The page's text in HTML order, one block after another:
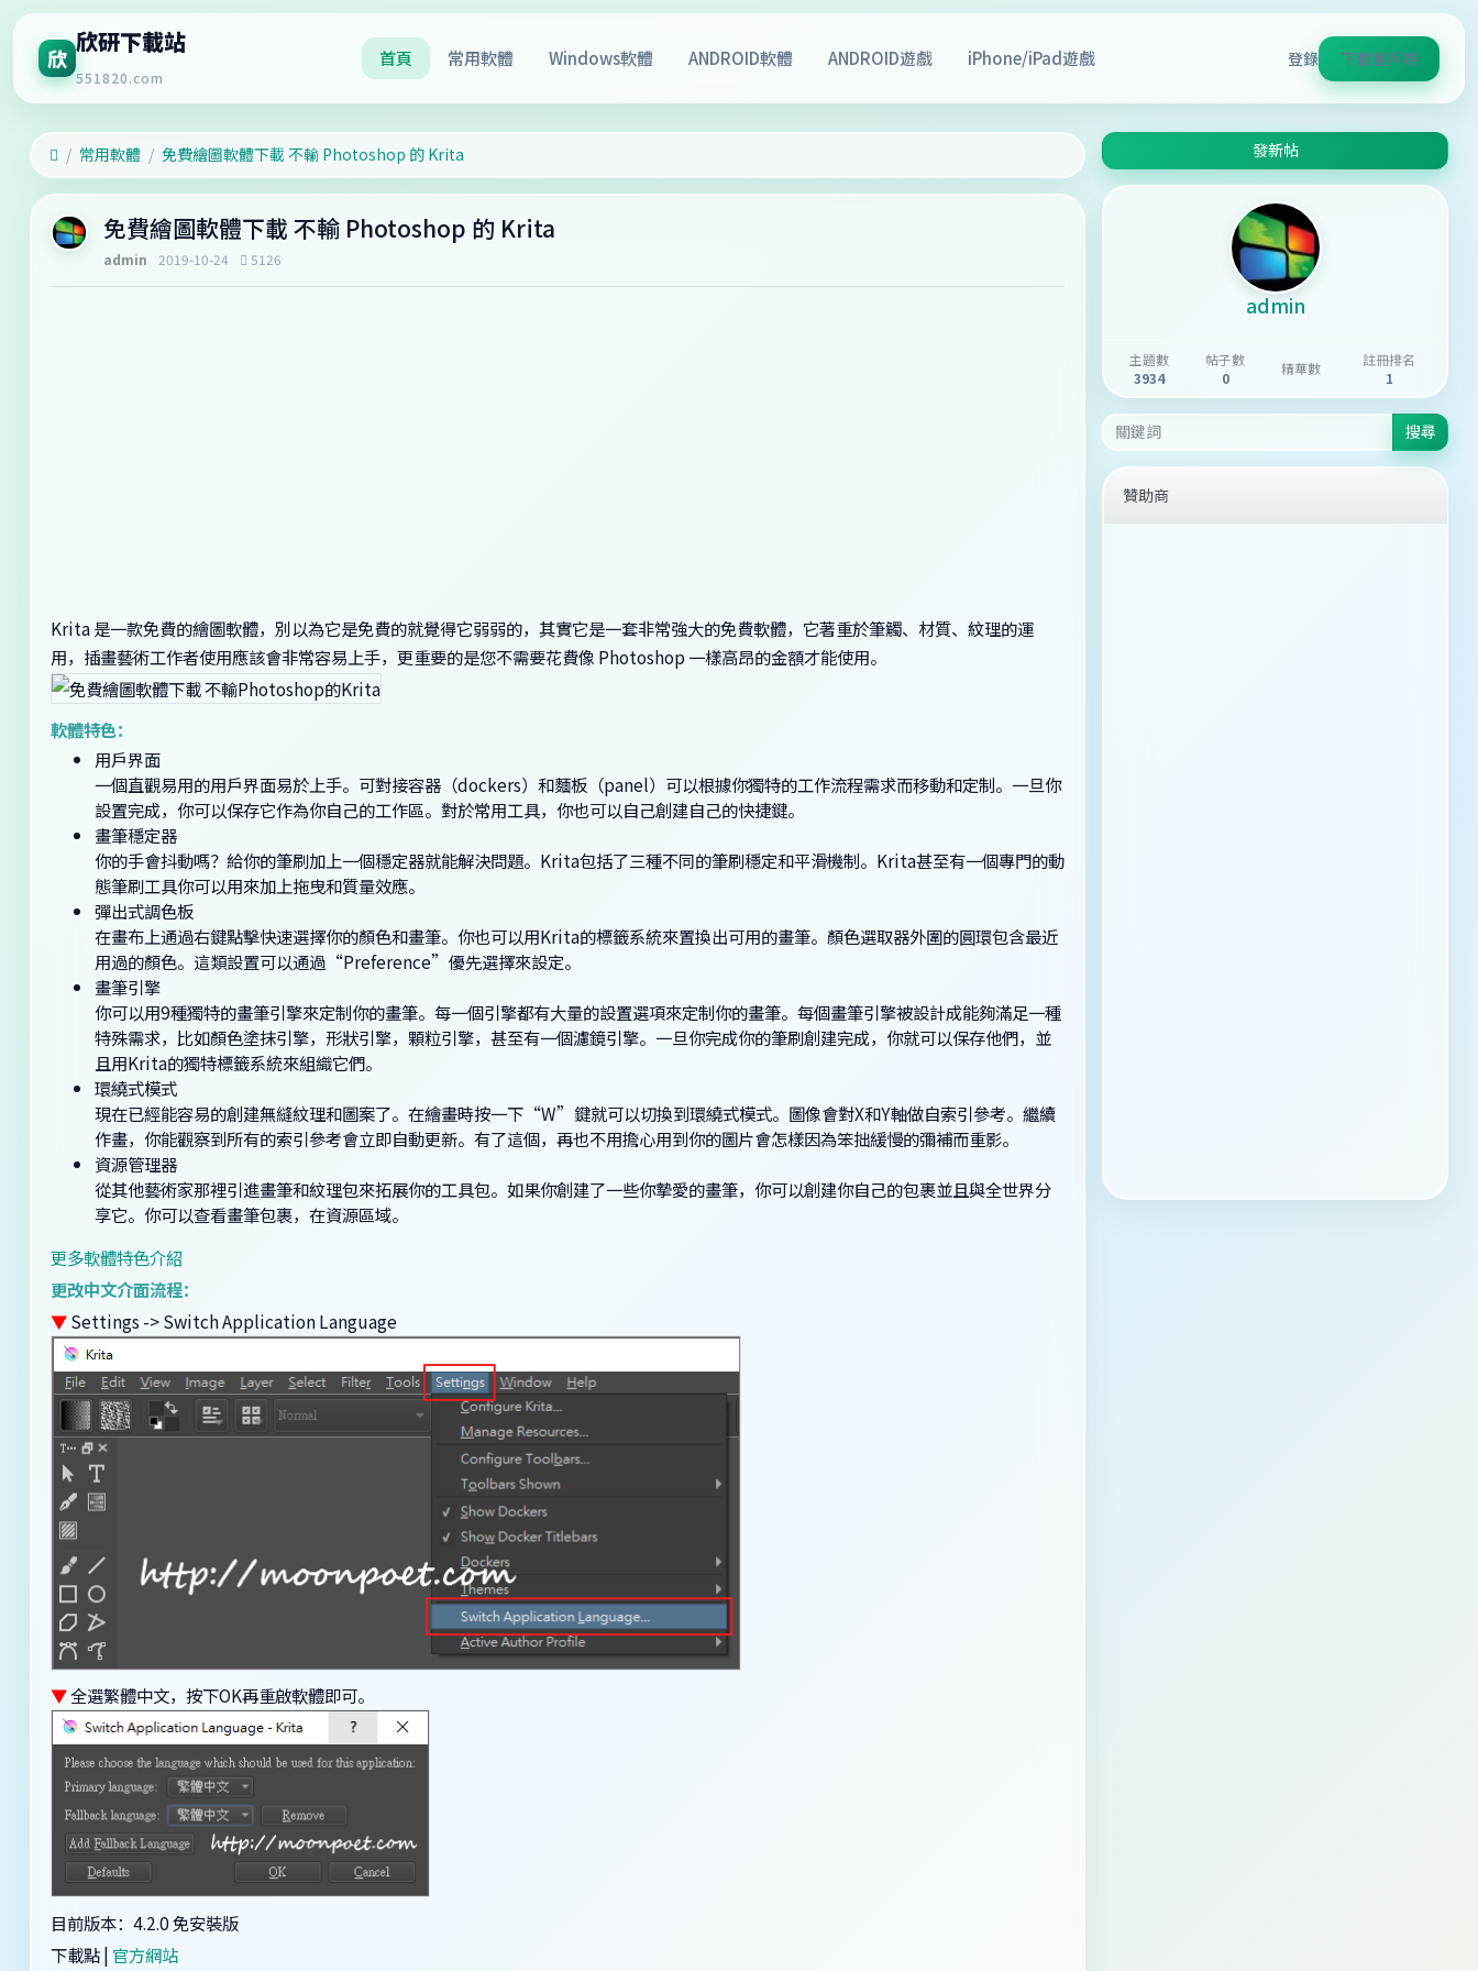
欣
欣研下載站
551820.com
首頁 常用軟體 Windows軟體 ANDROID軟體 ANDROID遊戲 iPhone/iPad遊戲 登錄 下載客戶端
常用軟體 免費繪圖軟體下載 不輸 Photoshop 的 Krita
免費繪圖軟體下載 不輸 Photoshop 的 Krita
admin 2019-10-24 5126
Krita 是一款免費的繪圖軟體，別以為它是免費的就覺得它弱弱的，其實它是一套非常強大的免費軟體，它著重於筆觸、材質、紋理的運
用，插畫藝術工作者使用應該會非常容易上手，更重要的是您不需要花費像 Photoshop 一樣高昂的金額才能使用。
軟體特色：
用戶界面
一個直觀易用的用戶界面易於上手。可對接容器（dockers）和麵板（panel）可以根據你獨特的工作流程需求而移動和定制。一旦你
設置完成，你可以保存它作為你自己的工作區。對於常用工具，你也可以自己創建自己的快捷鍵。
畫筆穩定器
你的手會抖動嗎？給你的筆刷加上一個穩定器就能解決問題。Krita包括了三種不同的筆刷穩定和平滑機制。Krita甚至有一個專門的動
態筆刷工具你可以用來加上拖曳和質量效應。
彈出式調色板
在畫布上通過右鍵點擊快速選擇你的顏色和畫筆。你也可以用Krita的標籤系統來置換出可用的畫筆。顏色選取器外圍的圓環包含最近
用過的顏色。這類設置可以通過“Preference”優先選擇來設定。
畫筆引擎
你可以用9種獨特的畫筆引擎來定制你的畫筆。每一個引擎都有大量的設置選項來定制你的畫筆。每個畫筆引擎被設計成能夠滿足一種
特殊需求，比如顏色塗抹引擎，形狀引擎，顆粒引擎，甚至有一個濾鏡引擎。一旦你完成你的筆刷創建完成，你就可以保存他們，並
且用Krita的獨特標籤系統來組織它們。
環繞式模式
現在已經能容易的創建無縫紋理和圖案了。在繪畫時按一下“W”鍵就可以切換到環繞式模式。圖像會對X和Y軸做自索引參考。繼續
作畫，你能觀察到所有的索引參考會立即自動更新。有了這個，再也不用擔心用到你的圖片會怎樣因為笨拙緩慢的彌補而重影。
資源管理器
從其他藝術家那裡引進畫筆和紋理包來拓展你的工具包。如果你創建了一些你摯愛的畫筆，你可以創建你自己的包裹並且與全世界分
享它。你可以查看畫筆包裹，在資源區域。
更多軟體特色介紹
更改中文介面流程：
▼Settings -> Switch Application Language
▼全選繁體中文，按下OK再重啟軟體即可。
目前版本：4.2.0 免安裝版
下載點 | 官方網站
發新帖
admin
主題數
3934
帖子數
0
精華數
註冊排名
1
搜尋
贊助商